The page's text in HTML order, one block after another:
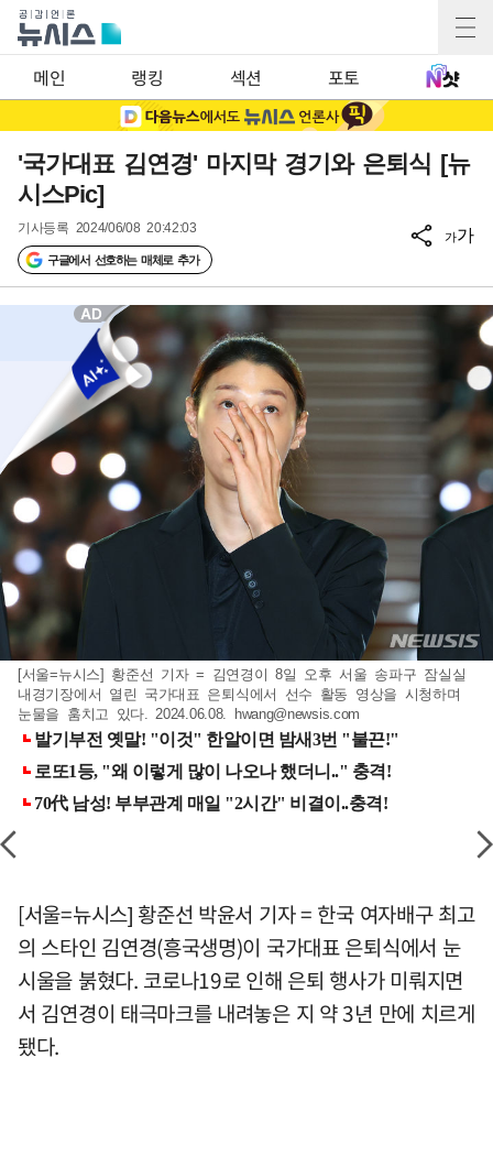
메인 랭킹 섹션 포토
'국가대표 김연경' 마지막 경기와 은퇴식 [뉴
시스Pic]
기사등록 2024/06/08 20:42:03
구글에서 선호하는 매체로 추가
가가
[서울=뉴시스] 황준선 기자 = 김연경이 8일 오후 서울 송파구 잠실실
내경기장에서 열린 국가대표 은퇴식에서 선수 활동 영상을 시청하며
눈물을 훔치고 있다. 2024.06.08.
hwang@newsis.com
[서울=뉴시스] 황준선 박윤서 기자 = 한국 여자배구 최고
의 스타인 김연경(흥국생명)이 국가대표 은퇴식에서 눈
시울을 붉혔다. 코로나19로 인해 은퇴 행사가 미뤄지면
서 김연경이 태극마크를 내려놓은 지 약 3년 만에 치르게
됐다.